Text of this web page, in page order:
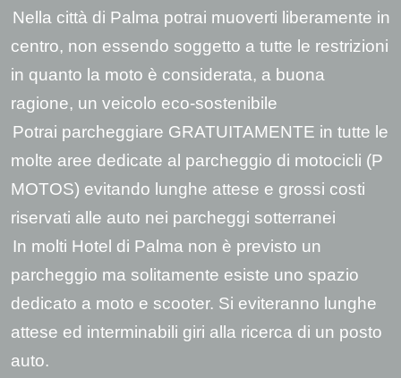
Nella città di Palma potrai muoverti liberamente in
centro, non essendo soggetto a tutte le restrizioni
in quanto la moto è considerata, a buona
ragione, un veicolo eco-sostenibile
Potrai parcheggiare GRATUITAMENTE in tutte le
molte aree dedicate al parcheggio di motocicli (P
MOTOS) evitando lunghe attese e grossi costi
riservati alle auto nei parcheggi sotterranei
In molti Hotel di Palma non è previsto un
parcheggio ma solitamente esiste uno spazio
dedicato a moto e scooter. Si eviteranno lunghe
attese ed interminabili giri alla ricerca di un posto
auto.